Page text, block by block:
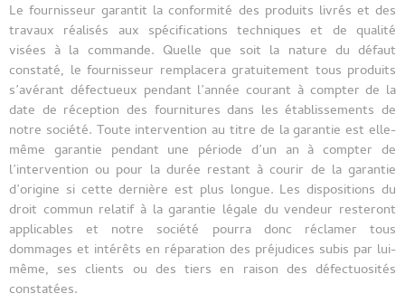
Le fournisseur garantit la conformité des produits livrés et des
travaux réalisés aux spécifications techniques et de qualité
visées à la commande. Quelle que soit la nature du défaut
constaté, le fournisseur remplacera gratuitement tous produits
s’avérant défectueux pendant l’année courant à compter de la
date de réception des fournitures dans les établissements de
notre société. Toute intervention au titre de la garantie est elle-
même garantie pendant une période d’un an à compter de
l’intervention ou pour la durée restant à courir de la garantie
d’origine si cette dernière est plus longue. Les dispositions du
droit commun relatif à la garantie légale du vendeur resteront
applicables et notre société pourra donc réclamer tous
dommages et intérêts en réparation des préjudices subis par lui-
même, ses clients ou des tiers en raison des défectuosités
constatées.